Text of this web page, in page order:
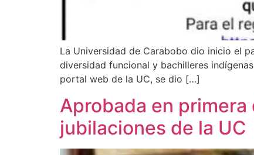
La Universidad de Carabobo dio inicio el
diversidad funcional y bachilleres
portal web de la UC, se dio […]
Aprobada en
jubilaciones de la UC